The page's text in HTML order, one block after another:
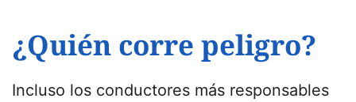
¿Quién corre peligro?
Incluso los conductores más responsables